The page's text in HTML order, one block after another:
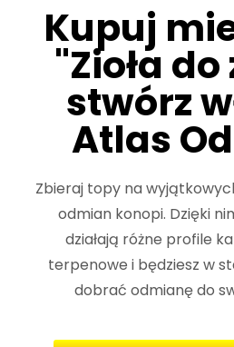
Kupuj
"Zioła do
stwórz
Atlas
Zbieraj topy na
odmian konopi. Dzięki
działają różne profile
terpenowe i będziesz w
dobrać odmianę do